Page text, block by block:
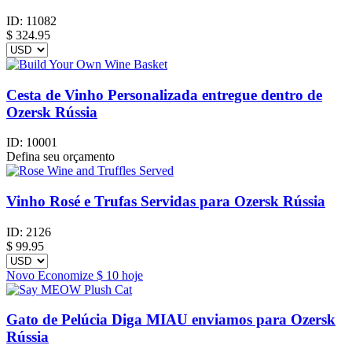
ID: 11082
$ 324.95
Cesta de Vinho Personalizada entregue dentro de
Ozersk Rússia
ID: 10001
Defina seu orçamento
Vinho Rosé e Trufas Servidas para Ozersk Rússia
ID: 2126
$ 99.95
Novo Economize $ 10 hoje
Gato de Pelúcia Diga MIAU enviamos para Ozersk
Rússia